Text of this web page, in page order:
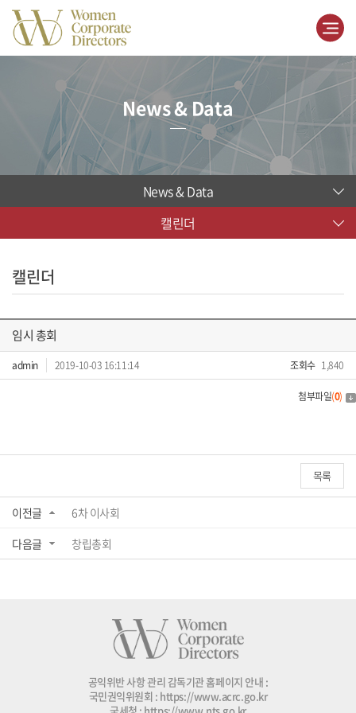
News & Data
News & Data
캘린더
캘린더
임시 총회
admin 2019-10-03 16:11:14 조회수 1,840
첨부파일(0)
목록
이전글
6차 이사회
다음글
창립총회
공익위반 사항 관리 감독기관 홈페이지 안내 :
국민권익위원회 : https://www.acrc.go.kr